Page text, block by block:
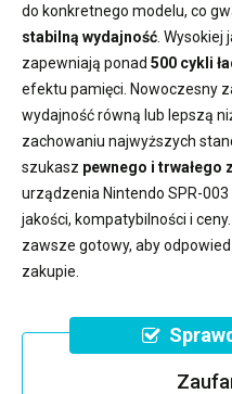
do konkretnego modelu, co
stabilną wydajność .
zapewniają ponad 500 cykli
efektu pamięci. Nowoczesny
wydajność równą lub lepszą
zachowaniu najwyższych
szukasz pewnego i trwałego
urządzenia Nintendo SPR-003
jakości, kompatybilności i
zawsze gotowy, aby
zakupie.